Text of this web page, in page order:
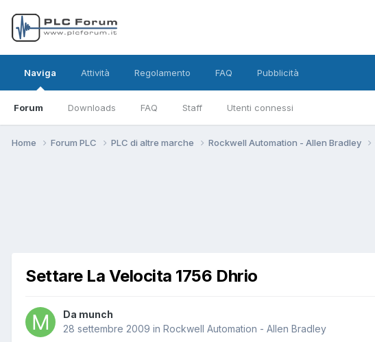
Naviga
Forum Downloads FAQ Staff Utenti connessi
Attività Regolamento FAQ Pubblicità
Home Forum PLC PLC di altre marche Rockwell Automation - Allen Bradley
Settare La Velocita 1756 Dhrio
Da munch
28 settembre 2009 in Rockwell Automation - Allen Bradley